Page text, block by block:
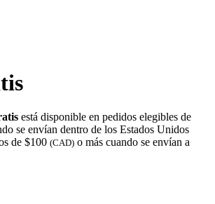
está disponible en pedidos elegibles de
se envían dentro de los Estados Unidos
de $100 (CAD) o más cuando se envían a